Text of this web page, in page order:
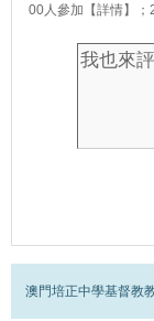
00人參加【詳情】
澳門培正中學基督教